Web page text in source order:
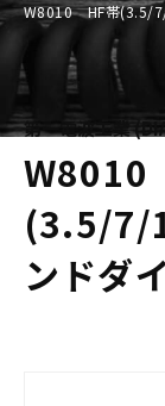
W8010 HF帯(3.5/
第一電波工業
(3.5/7/
ンドダ